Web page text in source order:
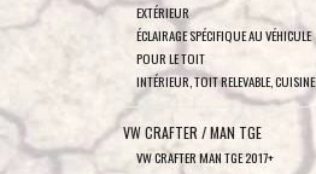
EXTÉRIEUR
ÉCLAIRAGE SPÉCIFIQUE AU VÉHICULE
POUR LE TOIT
INTÉRIEUR, TOIT RELEVABLE, CUISINE
VW CRAFTER / MAN TGE
VW CRAFTER MAN TGE 2017+